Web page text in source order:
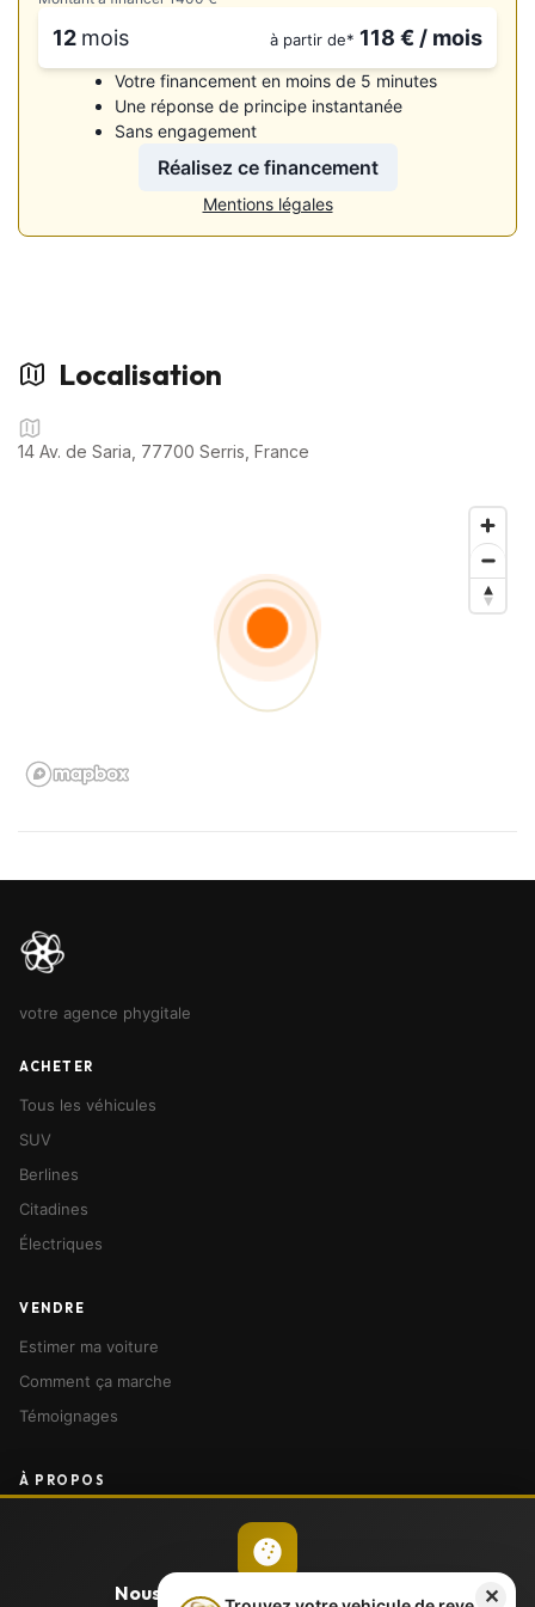
💼 Services disponibles:
🔹 extension de garanties mécaniques de 3 à 36 mois
🔹 Reprise de votre ancien véhicule
🔹 Livraison à domicile possible
📲 Contactez nous dès maintenant sur WhatsApp en cliquant
sur “Voir le numéro”. Pour réserver votre visite virtuelle et
• Mardi au Vendredi : 10h – 19h
• Samedi : 9h – 17h
📌 Adresse : 14 Avenue de Saria, 77700 Serris
véhicule, carburant, édition de votre carte grise (hors chevaux
🚀 Votre Agence Phygitale spécialisée dans l’intermédiation
automobile, qui combine l’efficacité du digital et le support
physique pour faciliter la vente de véhicules d’occasion.
Achetez simplement et en toute confiance avec e-Cars
12 mois à partir de* 118 € / mois
Votre financement en moins de 5 minutes
Une réponse de principe instantanée
Sans engagement
Réalisez ce financement
Mentions légales
Localisation
14 Av. de Saria, 77700 Serris, France
votre agence phygitale
ACHETER
Tous les véhicules
SUV
Berlines
Citadines
Électriques
VENDRE
Estimer ma voiture
Comment ça marche
Témoignages
À PROPOS
Devenir franchiséNous respectons votre vie privée ✕